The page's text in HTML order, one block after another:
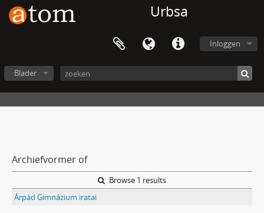
Urbsa
Inloggen
Blader
Archiefvormer of
Browse 1 results
Árpád Gimnázium iratai